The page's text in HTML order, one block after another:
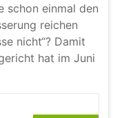
schon einmal den
reichen
nicht“? Damit
hat im Juni